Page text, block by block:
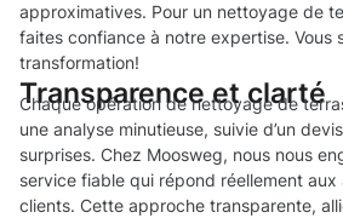
approximatives. Pour un nettoyage de
faites confiance à notre expertise. Vous
transformation!
Transparence et clarté
Chaque opération de nettoyage de
une analyse minutieuse, suivie d’un
surprises. Chez Moosweg, nous nous
service fiable qui répond réellement
clients. Cette approche transparente,